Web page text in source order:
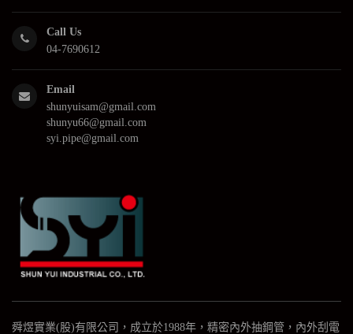
Call Us
04-7690612
Email
shunyuisam@gmail.com
shunyu66@gmail.com
syi.pipe@gmail.com
公
司
介
舜煜實業(股)有限公司，成立於1988年，精密內外抽鋼管，內外刮電